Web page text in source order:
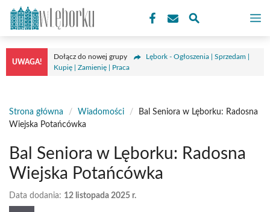
Przejdź
treści
UWAGA!
Dołącz do nowej grupy
Lębork - Ogłoszenia | Sprzedam |
Kupię | Zamienię | Praca
Strona główna / Wiadomości /
Bal Seniora w Lęborku: Radosna
Wiejska Potańcówka
Bal Seniora w Lęborku: Radosna
Wiejska Potańcówka
Data dodania: 12 listopada 2025 r.